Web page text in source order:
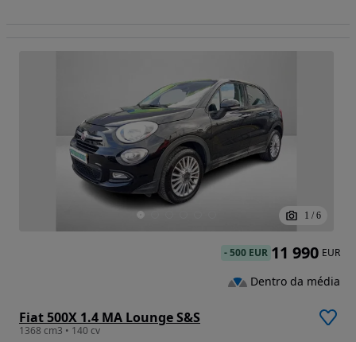
1 / 6
Fiat 500X 1.4 MA Lounge S&S
1368 cm3 • 140 cv
-500 EUR 11 990 EUR
Dentro da média